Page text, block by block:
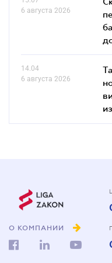
6 августа 2026
14.04
6 августа 2026
О КОМПАНИИ